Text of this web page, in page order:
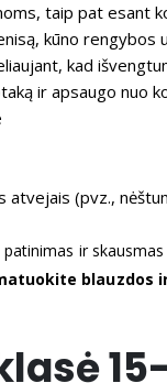
taip pat esant
kūno
kad
ir apsaugo nuo
atvejais (pvz.,
ir
blauzdos